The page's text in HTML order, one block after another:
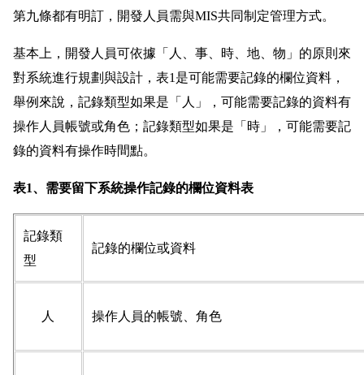
第九條都有明訂，開發人員需與MIS共同制定管理方式。
基本上，開發人員可依據「人、事、時、地、物」的原則來
對系統進行規劃與設計，表1是可能需要記錄的欄位資料，
舉例來說，記錄類型如果是「人」，可能需要記錄的資料有
操作人員帳號或角色；記錄類型如果是「時」，可能需要記
錄的資料有操作時間點。
表1、需要留下系統操作記錄的欄位資料表
記錄類
型
記錄的欄位或資料
人 操作人員的帳號、角色